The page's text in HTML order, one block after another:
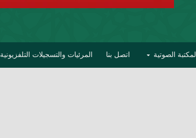
المكتبة الصوتية اتصل بنا المرئيات والتسجيلات التلفزيونية